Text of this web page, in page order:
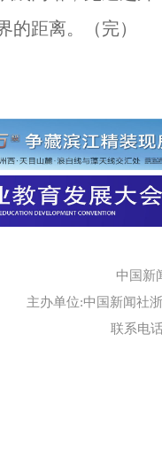
的距离。（完）
中国新
主办单位:中国新闻社
联系电